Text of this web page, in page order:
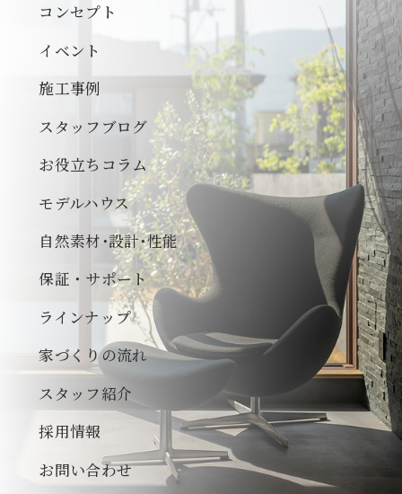
コンセプト
イベント
施工事例
スタッフブログ
お役立ちコラム
モデルハウス
自然素材･設計･性能
保証・サポート
ラインナップ
家づくりの流れ
スタッフ紹介
採用情報
お問い合わせ